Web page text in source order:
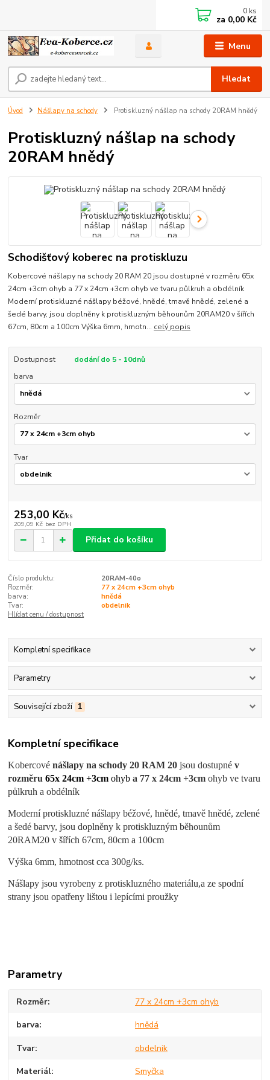
Menu
Hledat
0 ks
za 0,00 Kč
Úvod Nášlapy na schody Protiskluzný nášlap na schody 20RAM hnědý
Protiskluzný nášlap na schody
20RAM hnědý
Schodišťový koberec na protiskluzu
Kobercové nášlapy na schody 20 RAM 20 jsou dostupné v rozměru 65x
24cm +3cm ohyb a 77 x 24cm +3cm ohyb ve tvaru půlkruh a obdélník
Moderní protiskluzné nášlapy béžové, hnědé, tmavě hnědé, zelené a
šedé barvy, jsou doplněny k protiskluzným běhounům 20RAM20 v šířích
67cm, 80cm a 100cm Výška 6mm, hmotn... celý popis
Dostupnost
dodání do 5 - 10dnů
barva
Rozměr
Tvar
253,00 Kč/ks
209,09 Kč bez DPH
Přidat do košíku
Číslo produktu:
20RAM-40o
Rozměr:
77 x 24cm +3cm ohyb
barva:
hnědá
Tvar:
obdelnik
Hlídat cenu / dostupnost
Kompletní specifikace
Parametry
Související zboží 1
Kompletní specifikace
Kobercovénášlapy na schody 20 RAM 20 jsou dostupnév
rozměru65x 24cm +3cmohyba 77 x 24cm +3cm ohyb ve tvaru
půlkruh a obdélník
Moderní protiskluzné nášlapy béžové, hnědé, tmavě hnědé, zelené
a šedé barvy, jsou doplněny k protiskluzným běhounům
20RAM20 v šířích 67cm, 80cm a 100cm
Výška 6mm, hmotnost cca 300g/ks.
Nášlapy jsouvyrobeny z protiskluzného materiálu,aze spodní
strany jsou opatřeny lištou i lepícími proužky
Parametry
Rozměr 77 x 24cm +3cm ohyb
barva hnědá
Tvar obdelnik
Materiál Smyčka